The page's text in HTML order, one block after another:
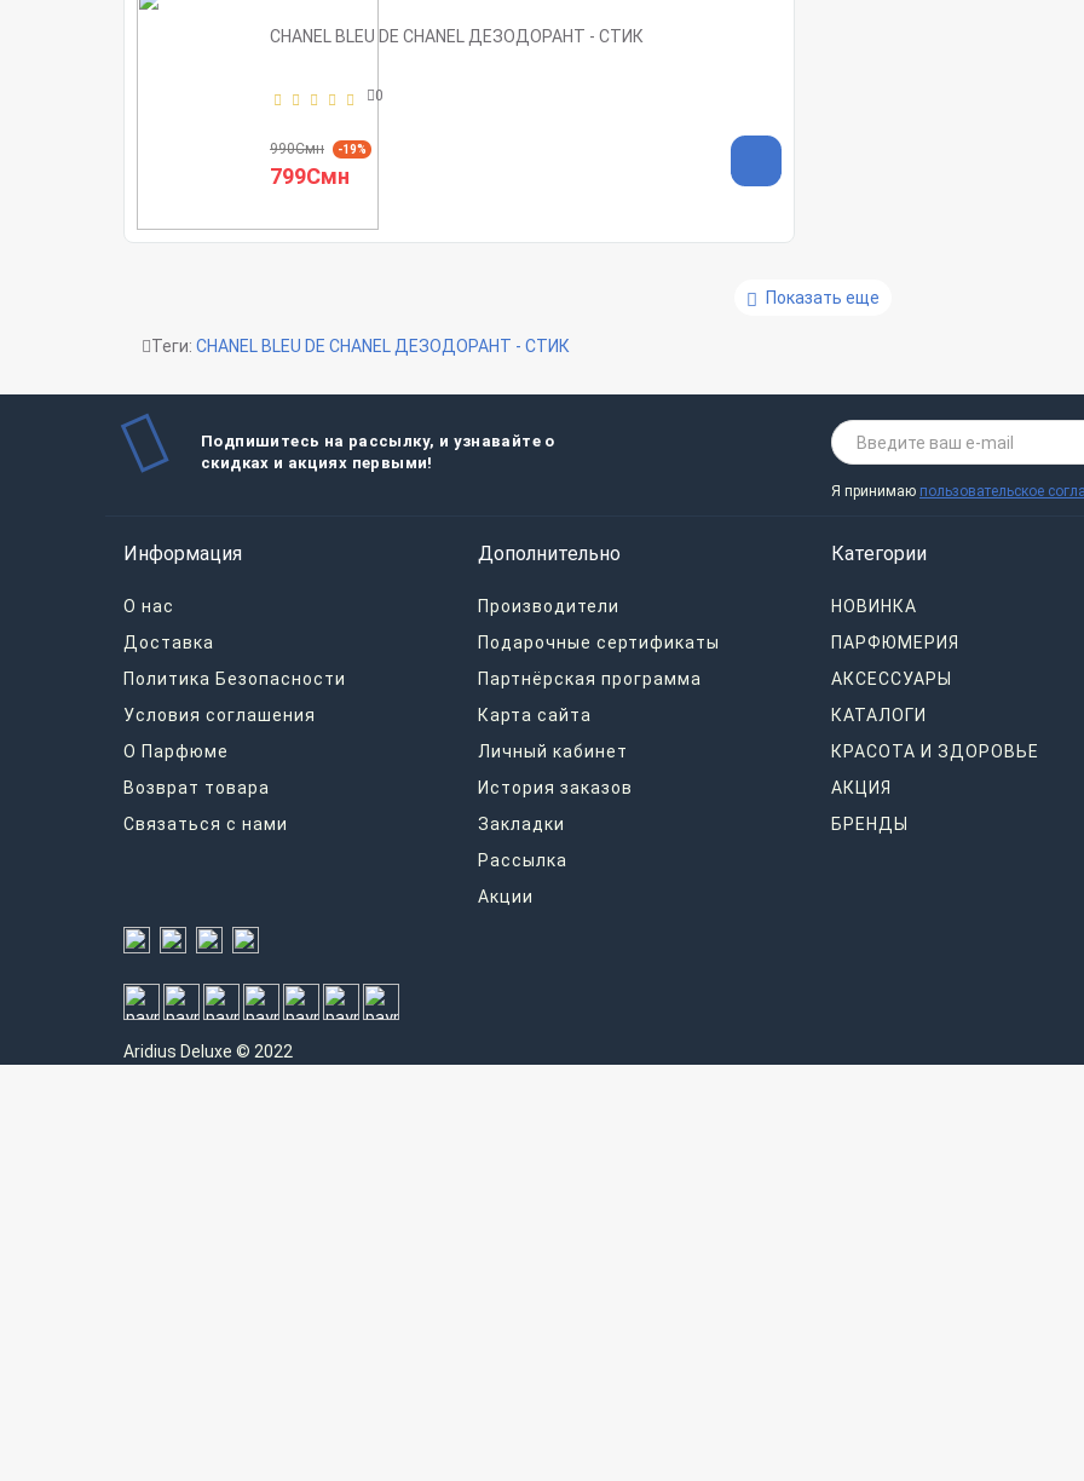
CHANEL BLEU DE CHANEL ДЕЗОДОРАНТ - СТИК
0
990Смн -19%
799Смн
Показать еще
Теги: CHANEL BLEU DE CHANEL ДЕЗОДОРАНТ - СТИК
Подпишитесь на рассылку, и узнавайте о
скидках и акциях первыми!
Я принимаю пользовательское
Информация
О нас
Доставка
Политика Безопасности
Условия соглашения
О Парфюме
Возврат товара
Связаться с нами
Дополнительно
Производители
Подарочные сертификаты
Партнёрская программа
Карта сайта
Личный кабинет
История заказов
Закладки
Рассылка
Акции
Категории
НОВИНКА
ПАРФЮМЕРИЯ
АКСЕССУАРЫ
КАТАЛОГИ
КРАСОТА И ЗДОРОВЬЕ
АКЦИЯ
БРЕНДЫ
Aridius Deluxe © 2022